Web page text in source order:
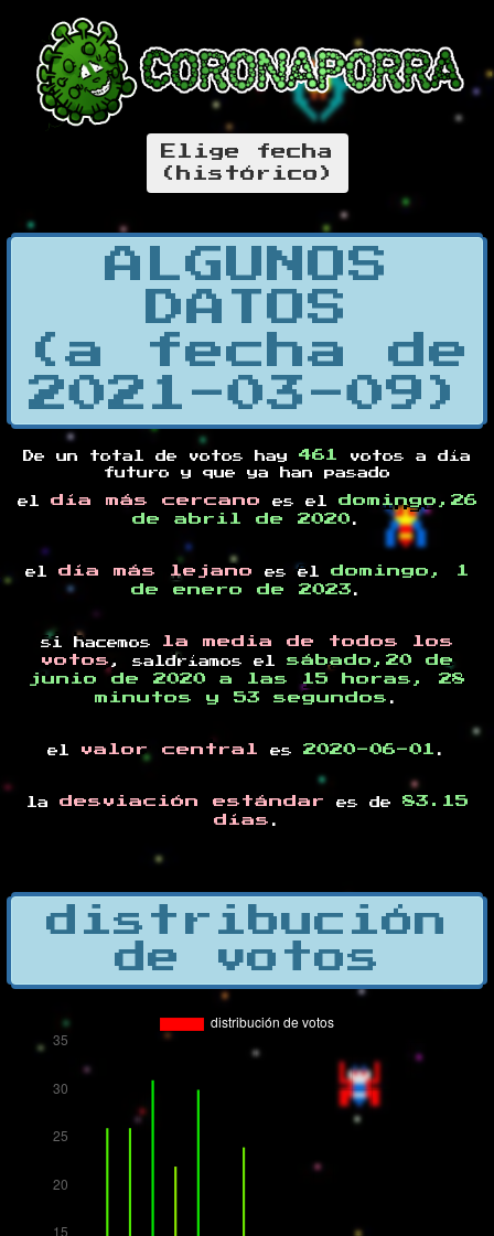
Elige fecha
(histórico)
ALGUNOS
DATOS
(a fecha de
2021-03-09)
De un total de votos hay 461
votos a día
futuro y que ya han pasado
el día más cercano es el domingo,26
de abril de 2020 .
el día más lejano es el domingo, 1
de enero de 2023 .
si hacemos
la media de todos los
votos , saldríamos el sábado,20 de
junio de 2020 a las 15 horas, 28
minutos y 53 segundos .
el valor central es 2020-06-01 .
la desviación estándar es de 83.15
días .
distribución
de votos